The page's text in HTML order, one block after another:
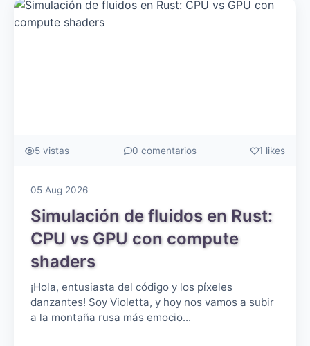
5 vistas 0 comentarios 1 likes
05 Aug 2026
Simulación de fluidos en Rust:
CPU vs GPU con compute
shaders
¡Hola, entusiasta del código y los píxeles
danzantes! Soy Violetta, y hoy nos vamos a subir
a la montaña rusa más emocio...